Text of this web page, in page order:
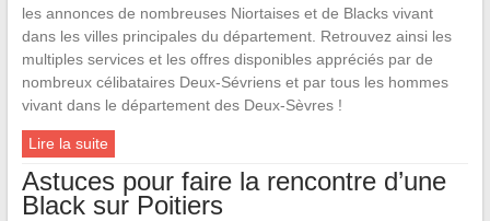
les annonces de nombreuses Niortaises et de Blacks vivant
dans les villes principales du département. Retrouvez ainsi les
multiples services et les offres disponibles appréciés par de
nombreux célibataires Deux-Sévriens et par tous les hommes
vivant dans le département des Deux-Sèvres !
Lire la suite
Astuces pour faire la rencontre d’une
Black sur Poitiers